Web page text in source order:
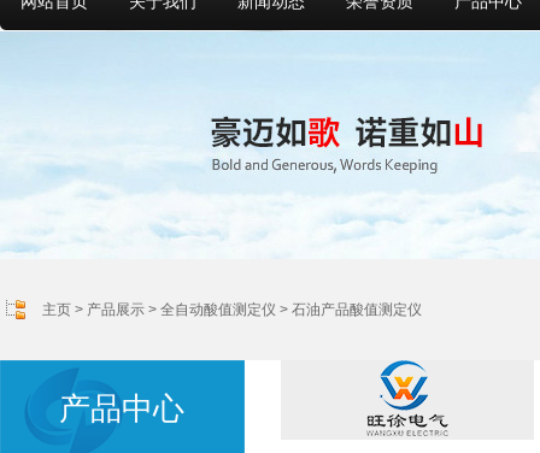
主页 > 产品展示 > 全自动酸值测定仪 > 石油产品酸值测定仪
产品中心